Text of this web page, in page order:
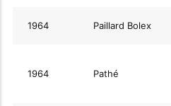
1964 Paillard Bolex
1964 Pathé